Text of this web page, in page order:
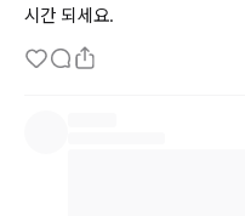
시간 되세요.